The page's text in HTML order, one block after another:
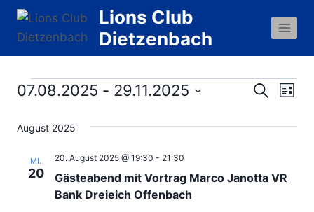
Zum
Lions Club
Dietzenbach
Veranstaltungen
Suche
SucheListe
07.08.2025 - 29.11.2025
wählen.
August 2025
MI.
20
Gästeabend mit Vortrag Marco Janotta VR
Bank Dreieich Offenbach
20. August 2025 @ 19:30 - 21:30